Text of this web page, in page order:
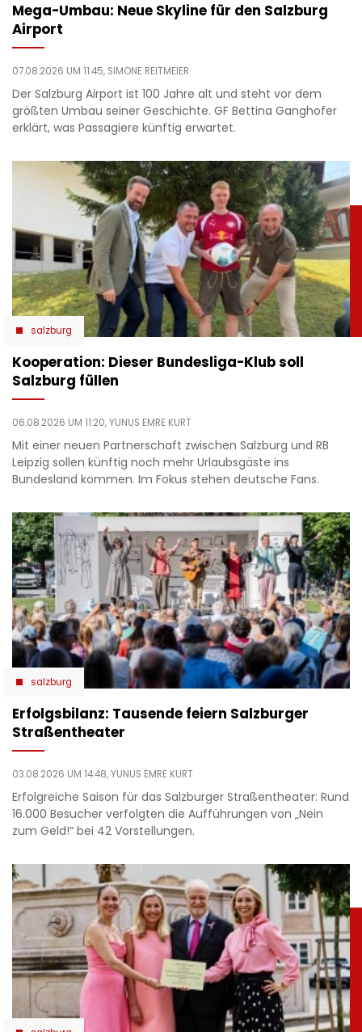
Mega-Umbau: Neue Skyline für den Salzburg
Airport
07.08.2026 UM 11:45, SIMONE REITMEIER
Der Salzburg Airport ist 100 Jahre alt und steht vor dem
größten Umbau seiner Geschichte. GF Bettina Ganghofer
erklärt, was Passagiere künftig erwartet.
salzburg
Kooperation: Dieser Bundesliga-Klub soll
Salzburg füllen
06.08.2026 UM 11:20,YUNUS EMRE KURT
Mit einer neuen Partnerschaft zwischen Salzburg und RB
Leipzig sollen künftig noch mehr Urlaubsgäste ins
Bundesland kommen. Im Fokus stehen deutsche Fans.
salzburg
Erfolgsbilanz: Tausende feiern Salzburger
Straßentheater
03.08.2026 UM 14:48,YUNUS EMRE KURT
Erfolgreiche Saison für das Salzburger Straßentheater: Rund
16.000 Besucher verfolgten die Aufführungen von „Nein
zum Geld!“ bei 42 Vorstellungen.